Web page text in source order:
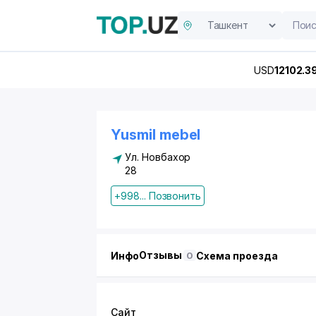
USD
Yusmil mebel
Ул. Новбахор
28
+998... Позвонить
ИнфоОтзывы 0 Схема проезда
Сайт